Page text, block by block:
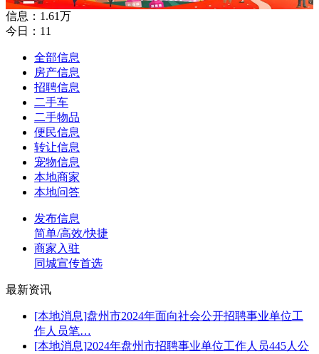
信息：1.61万
今日：11
全部信息
房产信息
招聘信息
二手车
二手物品
便民信息
转让信息
宠物信息
本地商家
本地问答
发布信息
简单/高效/快捷
商家入驻
同城宣传首选
最新资讯
[本地消息]盘州市2024年面向社会公开招聘事业单位工
作人员笔…
[本地消息]2024年盘州市招聘事业单位工作人员445人公